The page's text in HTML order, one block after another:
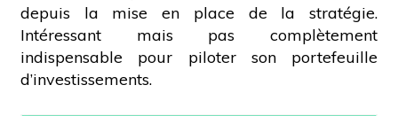
depuis la mise en place de la stratégie.
Intéressant mais pas complètement
indispensable pour piloter son portefeuille
d’investissements.